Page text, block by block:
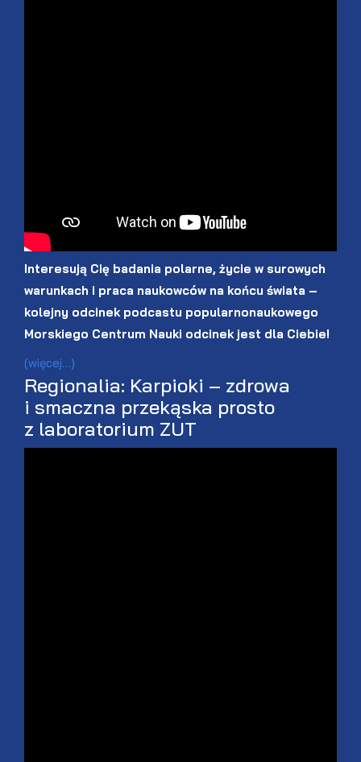
Interesują Cię badania polarne, życie w surowych
warunkach i praca naukowców na końcu świata –
kolejny odcinek podcastu popularnonaukowego
Morskiego Centrum Nauki odcinek jest dla Ciebie!
(więcej…)
Regionalia: Karpioki – zdrowa
i smaczna przekąska prosto
z laboratorium ZUT